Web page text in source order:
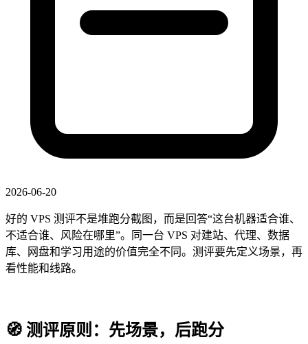
2026-06-20
好的 VPS 测评不是堆跑分截图，而是回答“这台机器适合谁、
不适合谁、风险在哪里”。同一台 VPS 对建站、代理、数据
库、网盘和学习用途的价值完全不同。测评要先定义场景，再
看性能和线路。
🧭 测评原则：先场景，后跑分